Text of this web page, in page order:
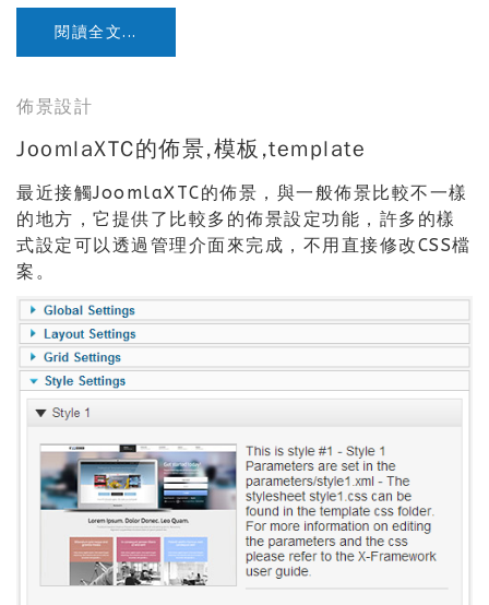
閱讀全文...
佈景設計
JoomlaXTC的佈景,模板,template
最近接觸JoomlaXTC的佈景，與一般佈景比較不一樣
的地方，它提供了比較多的佈景設定功能，許多的樣
式設定可以透過管理介面來完成，不用直接修改CSS檔
案。